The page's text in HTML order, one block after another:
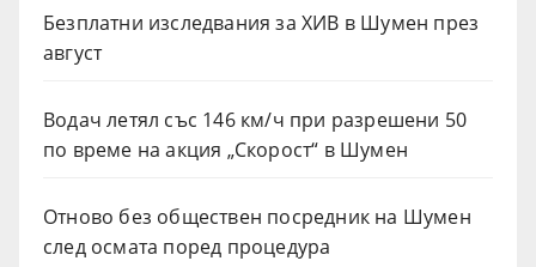
Безплатни изследвания за ХИВ в Шумен през
август
Водач летял със 146 км/ч при разрешени 50
по време на акция „Скорост“ в Шумен
Отново без обществен посредник на Шумен
след осмата поред процедура